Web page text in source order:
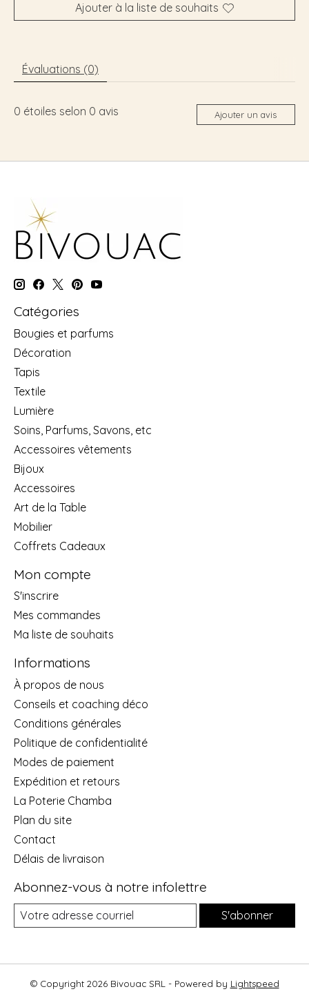
Ajouter à la liste de souhaits
Évaluations (0)
0 étoiles selon 0 avis Ajouter un avis
Catégories
Bougies et parfums
Décoration
Tapis
Textile
Lumière
Soins, Parfums, Savons, etc
Accessoires vêtements
Bijoux
Accessoires
Art de la Table
Mobilier
Coffrets Cadeaux
Mon compte
S'inscrire
Mes commandes
Ma liste de souhaits
Informations
À propos de nous
Conseils et coaching déco
Conditions générales
Politique de confidentialité
Modes de paiement
Expédition et retours
La Poterie Chamba
Plan du site
Contact
Délais de livraison
Abonnez-vous à notre infolettre
S'abonner
© Copyright 2026 Bivouac SRL - Powered by Lightspeed